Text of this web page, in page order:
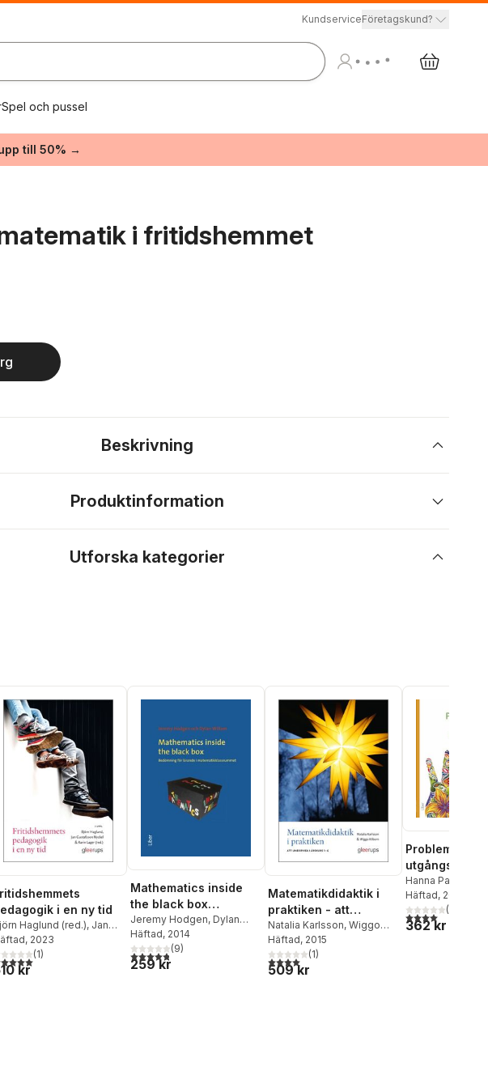
KundserviceFöretagskund?
Spel och pussel
till 50% →
i fritidshemmet
Beskrivning
Produktinformation
Utforska kategorier
i en ny tid
Haglund (red.), Jan
Nyckel (red.)
Lager (red.)
, 2023
utav 5 stjärnor. Totalt antal röster:
(1)
kr
Mathematics inside
the black box
bedömning för
lärande i
matematikklassrumme
t
Jeremy Hodgen, Dylan
Wiliam
Häftad, 2014
4,8utav 5 stjärnor. Totalt antal röster:
(9)
259 kr
Matematikdidaktik i
praktiken - att
undervisa i årskurs 1-
6
Natalia Karlsson, Wiggo
Kilborn
Häftad, 2015
4,0utav 5 stjärnor. Totalt antal röster:
(1)
509 kr
utgångspunkt
g i
Hanna Palmér
Bommel
Häftad, 2019
4,0utav 5(
362 kr